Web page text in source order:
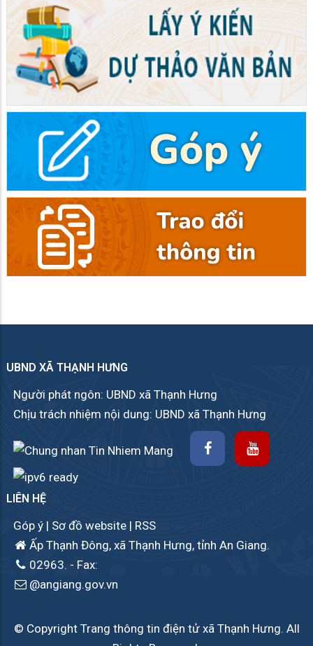
UBND XÃ THẠNH HƯNG
Người phát ngôn: UBND xã Thạnh Hưng
Chịu trách nhiệm nội dung: UBND xã Thạnh Hưng
LIÊN HỆ
Góp ý | Sơ đồ website | RSS
Ấp Thạnh Đông, xã Thạnh Hưng, tỉnh An Giang.
02963. - Fax:
@angiang.gov.vn
© Copyright Trang thông tin điện tử xã Thạnh Hưng. All